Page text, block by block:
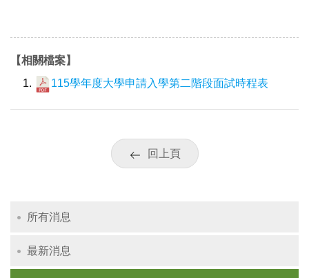
【相關檔案】
115學年度大學申請入學第二階段面試時程表
回上頁
所有消息
最新消息